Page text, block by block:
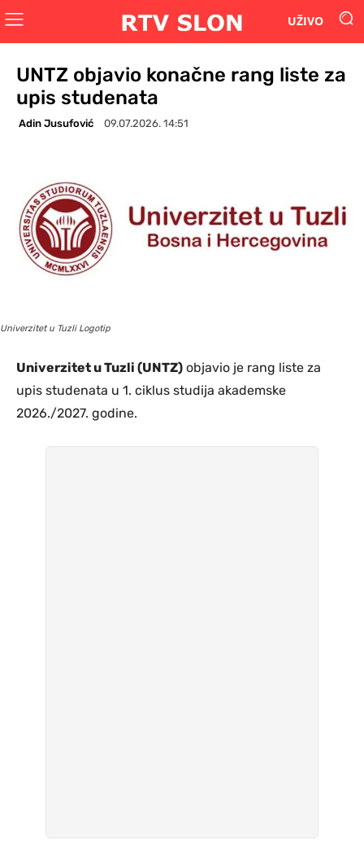
UŽIVO
UNTZ objavio konačne rang liste za
upis studenata
Adin Jusufović 09.07.2026. 14:51
Univerzitet u Tuzli Logotip
Univerzitet u Tuzli (UNTZ) objavio je rang liste za
upis studenata u 1. ciklus studija akademske
2026./2027. godine.